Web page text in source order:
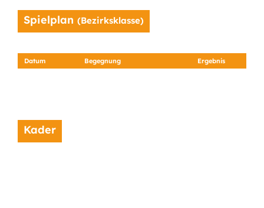
Spielplan (Bezirksklasse)
Datum Begegnung Ergebnis
Kader